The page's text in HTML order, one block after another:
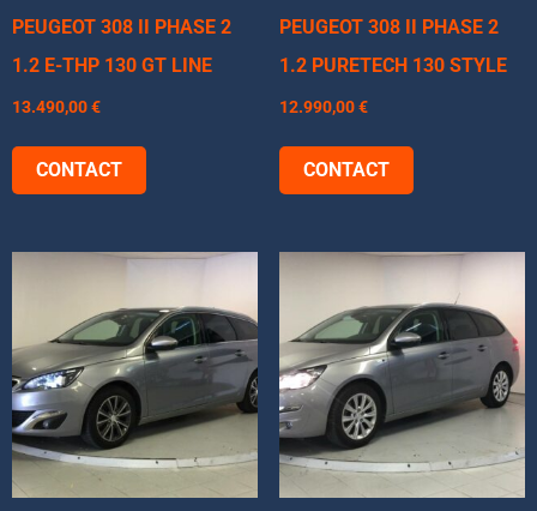
PEUGEOT 308 II PHASE 2
1.2 E-THP 130 GT LINE
13.490,00€
CONTACT
PEUGEOT 308 II PHASE 2
1.2 PURETECH 130 STYLE
12.990,00€
CONTACT